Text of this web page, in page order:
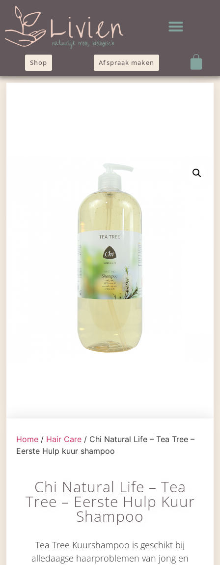
Shop Afspraak maken
Home / Hair Care / Chi Natural Life – Tea Tree –
Eerste Hulp kuur shampoo
Chi Natural Life – Tea
Tree – Eerste Hulp Kuur
Shampoo
Tea Tree Kuurshampoo is geschikt bij
alledaagse haarproblemen van jong en